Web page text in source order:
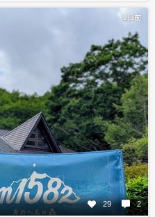
2日前
29 2